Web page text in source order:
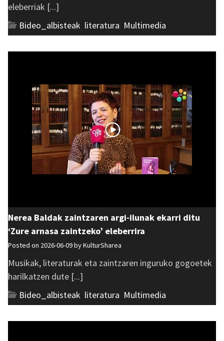
eleberriak [...]
Bideo_albisteak literatura Multimedia
Nerea Baldak zaintzaren argi-ilunak ekarri ditu
‘Zure arnasa zaintzeko’ eleberrira
Posted on 2026-06-09 byKulturSharea
Musikak, literaturak eta zaintzaren inguruko gogoetek
harilkatzen dute [...]
Bideo_albisteak literatura Multimedia